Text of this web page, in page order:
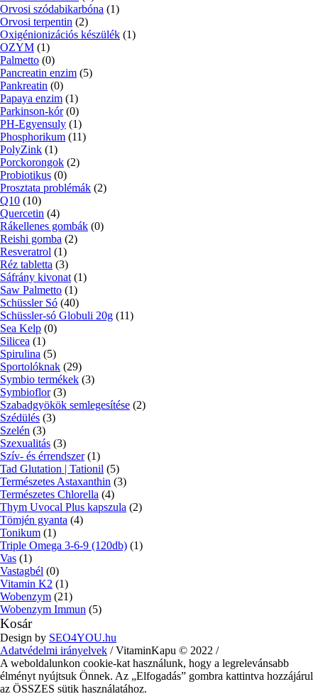
Orvosi szódabikarbóna (1)
Orvosi terpentin (2)
Oxigénionizációs készülék (1)
OZYM (1)
Palmetto (0)
Pancreatin enzim (5)
Pankreatin (0)
Papaya enzim (1)
Parkinson-kór (0)
PH-Egyensuly (1)
Phosphorikum (11)
PolyZink (1)
Porckorongok (2)
Probiotikus (0)
Prosztata problémák (2)
Q10 (10)
Quercetin (4)
Rákellenes gombák (0)
Reishi gomba (2)
Resveratrol (1)
Réz tabletta (3)
Sáfrány kivonat (1)
Saw Palmetto (1)
Schüssler Só (40)
Schüssler-só Globuli 20g (11)
Sea Kelp (0)
Silicea (1)
Spirulina (5)
Sportolóknak (29)
Symbio termékek (3)
Symbioflor (3)
Szabadgyökök semlegesítése (2)
Szédülés (3)
Szelén (3)
Szexualitás (3)
Szív- és érrendszer (1)
Tad Glutation | Tationil (5)
Természetes Astaxanthin (3)
Természetes Chlorella (4)
Thym Uvocal Plus kapszula (2)
Tömjén gyanta (4)
Tonikum (1)
Triple Omega 3-6-9 (120db) (1)
Vas (1)
Vastagbél (0)
Vitamin K2 (1)
Wobenzym (21)
Wobenzym Immun (5)
Kosár
Design by SEO4YOU.hu
Adatvédelmi irányelvek / VitaminKapu © 2022 /
A weboldalunkon cookie-kat használunk, hogy a legrelevánsabb
élményt nyújtsuk Önnek. Az „Elfogadás” gombra kattintva hozzájárul
az ÖSSZES sütik használatához.